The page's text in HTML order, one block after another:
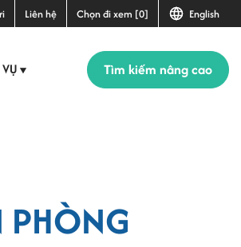
Liên hệ Chọn đi xem [0] English
▼ Tìm kiếm nâng cao
PHÒNG